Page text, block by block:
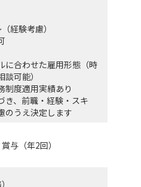
経験考慮）
に合わせた雇用形態（時
可能）
度適用実績あり
き、前職・経験・スキ
のうえ決定します
与（年2回）